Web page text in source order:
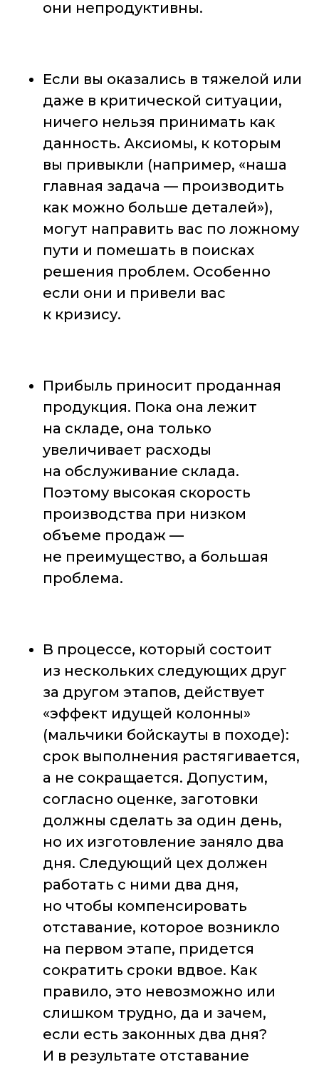
они непродуктивны.
Если вы оказались в тяжелой или
даже в критической ситуации,
ничего нельзя принимать как
данность. Аксиомы, к которым
вы привыкли (например, «наша
главная задача — производить
как можно больше деталей»),
могут направить вас по ложному
пути и помешать в поисках
решения проблем. Особенно
если они и привели вас
к кризису.
Прибыль приносит проданная
продукция. Пока она лежит
на складе, она только
увеличивает расходы
на обслуживание склада.
Поэтому высокая скорость
производства при низком
объеме продаж —
не преимущество, а большая
проблема.
В процессе, который состоит
из нескольких следующих друг
за другом этапов, действует
«эффект идущей колонны»
(мальчики бойскауты в походе):
срок выполнения растягивается,
а не сокращается. Допустим,
согласно оценке, заготовки
должны сделать за один день,
но их изготовление заняло два
дня. Следующий цех должен
работать с ними два дня,
но чтобы компенсировать
отставание, которое возникло
на первом этапе, придется
сократить сроки вдвое. Как
правило, это невозможно или
слишком трудно, да и зачем,
если есть законных два дня?
И в результате отставание